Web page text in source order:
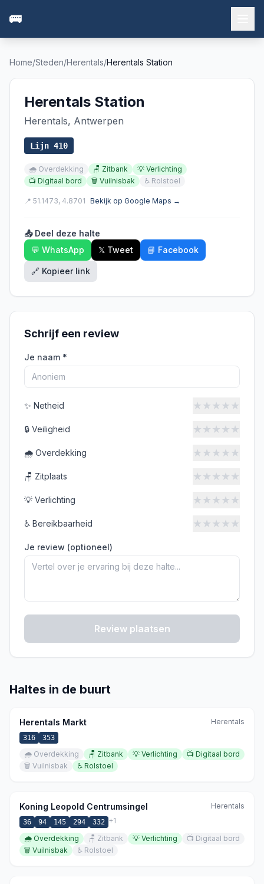
🚌
Home/Steden/Herentals/Herentals Station
Herentals Station
Herentals, Antwerpen
Lijn 410
🌧️ Overdekking 🪑 Zitbank 💡 Verlichting
📺 Digitaal bord 🗑️ Vuilnisbak ♿ Rolstoel
📍 51.1473, 4.8701 Bekijk op Google Maps →
📤 Deel deze halte
💬 WhatsApp
𝕏 Tweet 📘 Facebook
🔗 Kopieer link
Schrijf een review
Je naam *
✨ Netheid ★★★★★
🔒 Veiligheid ★★★★★
🌧️ Overdekking ★★★★★
🪑 Zitplaats ★★★★★
💡 Verlichting ★★★★★
♿ Bereikbaarheid ★★★★★
Je review (optioneel)
Review plaatsen
Haltes in de buurt
Herentals Markt Herentals
316 353
🌧️ Overdekking 🪑 Zitbank 💡 Verlichting 📺 Digitaal bord
🗑️ Vuilnisbak ♿ Rolstoel
Koning Leopold Centrumsingel Herentals
36 94 145 294 332 +1
🌧️ Overdekking 🪑 Zitbank 💡 Verlichting 📺 Digitaal bord
🗑️ Vuilnisbak ♿ Rolstoel